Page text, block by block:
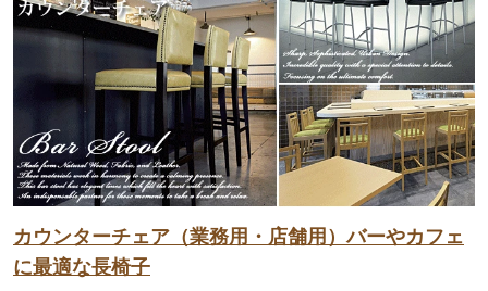
カウンターチェア（業務用・店舗用）バーやカフェ
に最適な長椅子